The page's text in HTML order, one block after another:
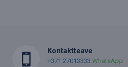
Kontaktteave
+371 27013333 WhatsApp